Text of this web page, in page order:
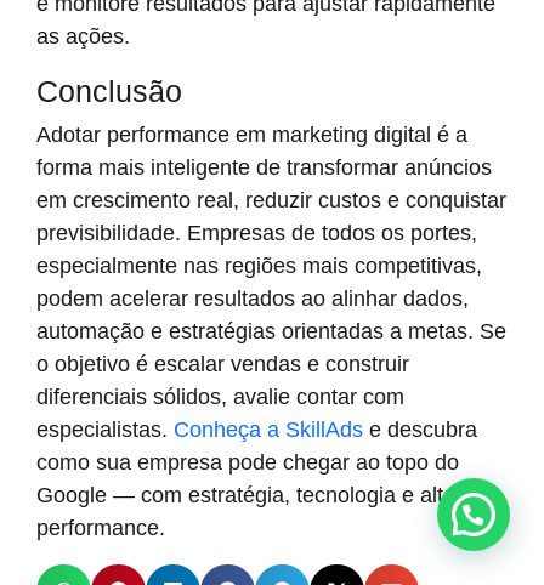
as ações.
Conclusão
Adotar performance em marketing digital é a
forma mais inteligente de transformar anúncios
em crescimento real, reduzir custos e conquistar
previsibilidade. Empresas de todos os portes,
especialmente nas regiões mais competitivas,
podem acelerar resultados ao alinhar dados,
automação e estratégias orientadas a metas. Se
o objetivo é escalar vendas e construir
diferenciais sólidos, avalie contar com
especialistas. Conheça a SkillAds e descubra
como sua empresa pode chegar ao topo do
Google — com estratégia, tecnologia e alta
performance.